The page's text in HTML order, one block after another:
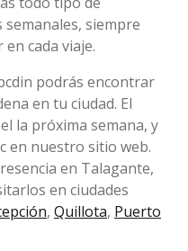
siempre
cada viaje.
podrás encontrar
en tu ciudad. El
la próxima semana, y
en nuestro sitio web.
en Talagante,
en ciudades
, Quillota, Puerto